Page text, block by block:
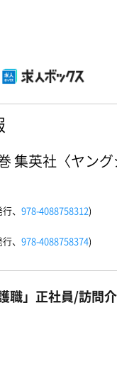
集英社〈ヤン
、 978-4088758312)
、 978-4088758374)
職」正社員/訪問